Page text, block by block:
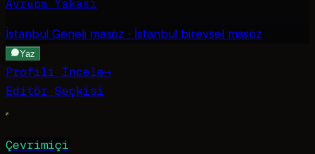
Avrupa Yakası
İstanbul Genelimasöz · İstanbul bireysel masöz
Yaz
Profili İncele→
Editör Seçkisi
Çevrimiçi